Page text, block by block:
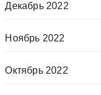
Декабрь 2022
Ноябрь 2022
Октябрь 2022